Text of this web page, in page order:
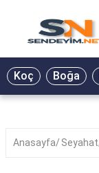
BİYOGRAFİ
GALERİ
Koç Boğa
Anasayfa Seyahat